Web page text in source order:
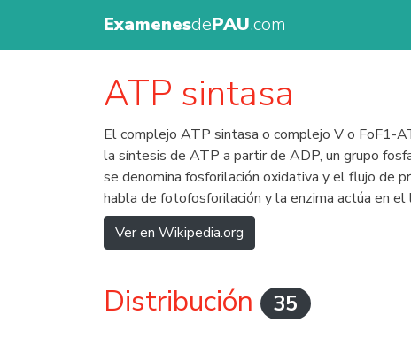
ExamenesdePAU.com
ATP sintasa
El complejo ATP sintasa o complejo V o FoF1-
la síntesis de ATP a partir de ADP, un grupo
se denomina fosforilación oxidativa y el flujo de
habla de fotofosforilación y la enzima actúa en
Ver en Wikipedia.org
Distribución 35